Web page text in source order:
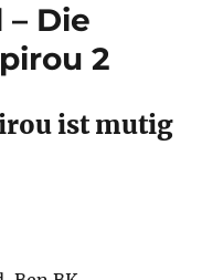
Die
2
ist mutig